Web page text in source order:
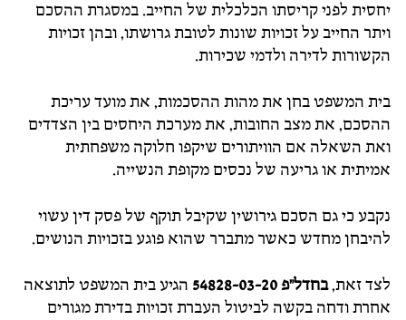
יחסית לפני קריסתו הכלכלית של החייב. במסגרת ההסכם
ויתר החייב על זכויות שונות לטובת גרושתו, ובהן זכויות
הקשורות לדירה ולדמי שכירות.
בית המשפט בחן את מהות ההסכמות, את מועד עריכת
ההסכם, את מצב החובות, את מערכת היחסים בין הצדדים
ואת השאלה אם הוויתורים שיקפו חלוקה משפחתית
אמיתית או גריעה של נכסים מקופת הנשייה.
נקבע כי גם הסכם גירושין שקיבל תוקף של פסק דין עשוי
להיבחן מחדש כאשר מתברר שהוא פוגע בזכויות הנושים.
לצד זאת,בחדל"פ 54828-03-20
הגיע בית המשפט לתוצאה
אחרת ודחה בקשה לביטול העברת זכויות בדירת מגורים